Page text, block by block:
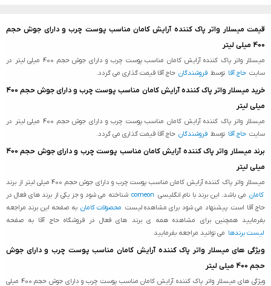
قیمت میسلار واتر پاک کننده آرایش کامان مناسب پوست چرب و دارای جوش حجم
400 میلی لیتر
میسلار واتر پاک کننده آرایش کامان مناسب پوست چرب و دارای جوش حجم 400 میلی لیتر در
سایت حاج آقا توسط فروشندگان حاج آقا قیمت گذاری می گردد.
خرید میسلار واتر پاک کننده آرایش کامان مناسب پوست چرب و دارای جوش حجم 400
میلی لیتر
میسلار واتر پاک کننده آرایش کامان مناسب پوست چرب و دارای جوش حجم 400 میلی لیتر در
سایت حاج آقا توسط فروشندگان حاج آقا قیمت گذاری می گردد.
برند میسلار واتر پاک کننده آرایش کامان مناسب پوست چرب و دارای جوش حجم 400
میلی لیتر
میسلار واتر پاک کننده آرایش کامان مناسب پوست چرب و دارای جوش حجم 400 میلی لیتر از برند
کامان می باشد. این برند با نام انگلیسی comeon شناخته می شود و جز یکی از برند های فعال در
حاج آقا است. پیشنهاد می شود برای مشاهده لیست محصولات کامان به صفحه این برند مراجعه
بفرمایید همچنین برای مشاهده همه ی برند های فعال در فروشگاه حاج آقا به صفحه
لیست برندها می توانید مراجعه بفرمایید
ویژگی های میسلار واتر پاک کننده آرایش کامان مناسب پوست چرب و دارای جوش
حجم 400 میلی لیتر
ویژگی های میسلار واتر پاک کننده آرایش کامان مناسب پوست چرب و دارای جوش حجم 400 میلی